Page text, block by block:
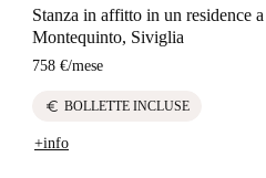
Stanza in affitto in un residence a
Montequinto, Siviglia
758 €/mese
euro BOLLETTE INCLUSE
+info